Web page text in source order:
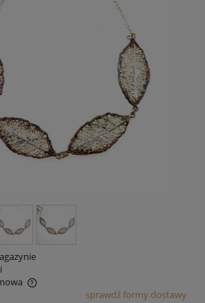
kosztów płatności
sprawdź formy dostawy